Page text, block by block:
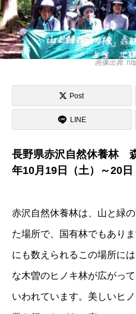
画像出典:
Post
LINE
長野県赤沢自然休養林
年10月19日（土）～20日
赤沢自然休養林は、山と緑
た場所で、国有林でもあり
にも数えられるこの場所に
な木曽のヒノキ林が広がっ
いわれています。美しいヒ